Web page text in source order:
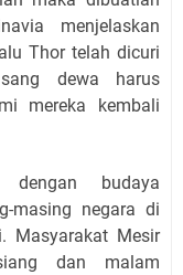
menjelaskan
Thor telah dicuri
dewa harus
mereka kembali
budaya
masing negara di
Masyarakat Mesir
dan malam